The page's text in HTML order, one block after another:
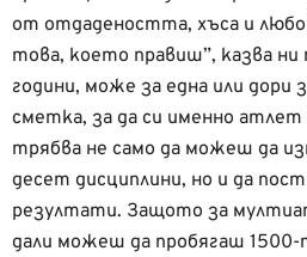
от отдадеността, хъса и
това, което правиш”, казва
години, може за една или дори
сметка, за да си именно
трябва не само да можеш да
десет дисциплини, но и да
резултати. Защото за
дали можеш да пробягаш 1500-